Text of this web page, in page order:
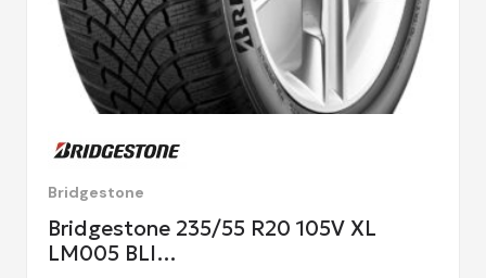
Bridgestone
Bridgestone 235/55 R20 105V XL
LM005 BLI…